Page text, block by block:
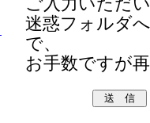
ご入力いただ
迷惑フォルダ
で、
お手数ですが